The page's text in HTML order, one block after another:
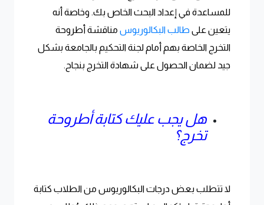
للمساعدة في إعداد البحث الخاص بك. وخاصة أنه
يتعين على طالب البكالوريوس مناقشة أطروحة
التخرج الخاصة بهم أمام لجنة التحكيم بالجامعة بشكل
جيد لضمان الحصول على شهادة التخرج بنجاح.
هل يجب عليك كتابة أطروحة
تخرج؟
لا تتطلب بعض درجات البكالوريوس من الطلاب كتابة